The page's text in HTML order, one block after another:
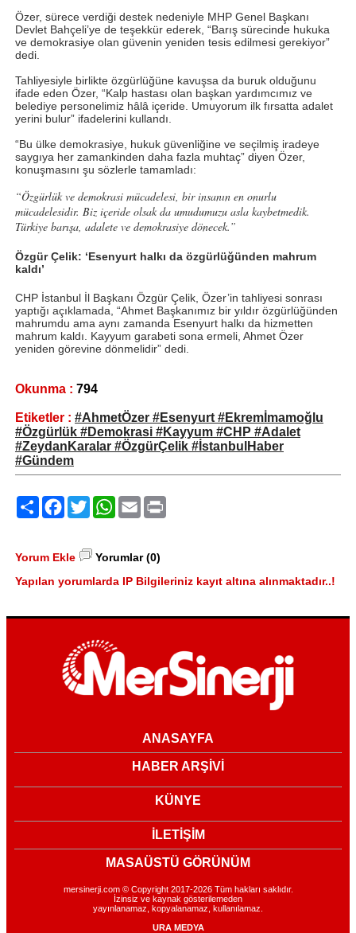
Özer, sürece verdiği destek nedeniyle MHP Genel Başkanı
Devlet Bahçeli’ye de teşekkür ederek, “Barış sürecinde hukuka
ve demokrasiye olan güvenin yeniden tesis edilmesi gerekiyor”
dedi.
Tahliyesiyle birlikte özgürlüğüne kavuşsa da buruk olduğunu
ifade eden Özer, “Kalp hastası olan başkan yardımcımız ve
belediye personelimiz hâlâ içeride. Umuyorum ilk fırsatta adalet
yerini bulur” ifadelerini kullandı.
“Bu ülke demokrasiye, hukuk güvenliğine ve seçilmiş iradeye
saygıya her zamankinden daha fazla muhtaç” diyen Özer,
konuşmasını şu sözlerle tamamladı:
“Özgürlük ve demokrasi mücadelesi, bir insanın en onurlu
mücadelesidir. Biz içeride olsak da umudumuzu asla kaybetmedik.
Türkiye barışa, adalete ve demokrasiye dönecek.”
Özgür Çelik: ‘Esenyurt halkı da özgürlüğünden mahrum
kaldı’
CHP İstanbul İl Başkanı Özgür Çelik , Özer’in tahliyesi sonrası
yaptığı açıklamada, “Ahmet Başkanımız bir yıldır özgürlüğünden
mahrumdu ama aynı zamanda Esenyurt halkı da hizmetten
mahrum kaldı. Kayyum garabeti sona ermeli, Ahmet Özer
yeniden görevine dönmelidir” dedi.
Okunma : 794
Etiketler : #AhmetÖzer #Esenyurt #Ekremİmamoğlu
#Özgürlük #Demokrasi #Kayyum #CHP #Adalet
#ZeydanKaralar #ÖzgürÇelik #İstanbulHaber
#Gündem
PaylaşFacebook
TwitterWhatsApp
Email
Yorum Ekle
Yorumlar (0)
Yapılan yorumlarda IP Bilgileriniz kayıt altına alınmaktadır..!
ANASAYFA
HABER ARŞİVİ
KÜNYE
İLETİŞİM
MASAÜSTÜ GÖRÜNÜM
mersinerji.com © Copyright 2017-2026 Tüm hakları saklıdır.
İzinsiz ve kaynak gösterilemeden
yayınlanamaz, kopyalanamaz, kullanılamaz.
URA MEDYA